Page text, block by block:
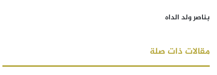
بناصر ولد الداه
مقالات ذات صلة